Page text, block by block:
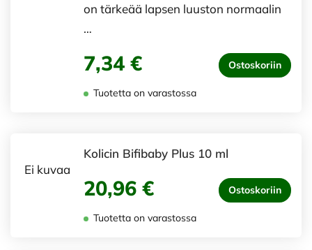
on tärkeää lapsen luuston normaalin
…
7,34 € Ostoskoriin
Tuotetta on varastossa
Ei kuvaa
Kolicin Bifibaby Plus 10 ml
20,96 € Ostoskoriin
Tuotetta on varastossa